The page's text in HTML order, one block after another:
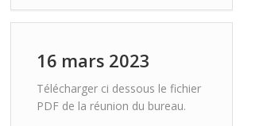
16 mars 2023
Télécharger ci dessous le fichier
PDF de la réunion du bureau.